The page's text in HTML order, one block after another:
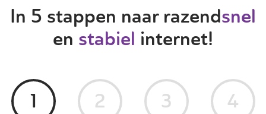
In 5 stappen naar razendsnel
en stabiel internet!
1 2 3
4